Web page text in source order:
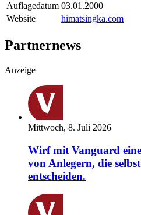
Auflagedatum 03.01.2000
Website
himatsingka.com
Partnernews
Anzeige
Mittwoch, 8. Juli 2026
Wirf mit Vanguard
von Anlegern, die
entscheiden.